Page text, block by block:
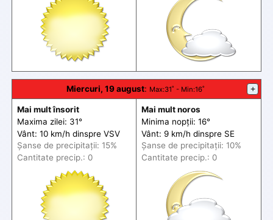
Miercuri, 19 august: Max:31˚ - Min:16˚ +
Mai mult însorit
Maxima zilei: 31°
Vânt: 10 km/h dinspre VSV
Șanse de precipitații: 15%
Cantitate precip.: 0
Mai mult noros
Minima nopții: 16°
Vânt: 9 km/h dinspre SE
Șanse de precipitații: 10%
Cantitate precip.: 0